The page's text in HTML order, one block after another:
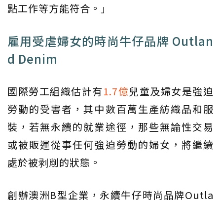
點工作等方能符合。」
雇用受虐婦女的時尚牛仔品牌 Outlan
d Denim
國際勞工組織估計有1.7億兒童及婦女是強迫
勞動的受害者，其中數百萬生產紡織品和服
裝，若無永續的就業途徑，那些無論性交易
或被販運從事任何強迫勞動的婦女，將繼續
處於被剥削的狀態。
創辦澳洲B型企業，永續牛仔時尚品牌Outla